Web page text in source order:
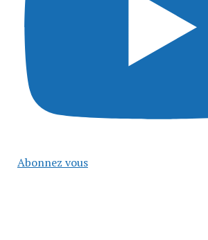
Abonnez vous